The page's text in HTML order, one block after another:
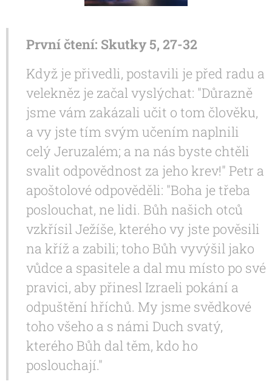
První čtení: Skutky 5, 27-32
Když je přivedli, postavili je před radu a
velekněz je začal vyslýchat: "Důrazně
jsme vám zakázali učit o tom člověku,
a vy jste tím svým učením naplnili
celý Jeruzalém; a na nás byste chtěli
svalit odpovědnost za jeho krev!" Petr a
apoštolové odpověděli: "Boha je třeba
poslouchat, ne lidi. Bůh našich otců
vzkřísil Ježíše, kterého vy jste pověsili
na kříž a zabili; toho Bůh vyvýšil jako
vůdce a spasitele a dal mu místo po své
pravici, aby přinesl Izraeli pokání a
odpuštění hříchů. My jsme svědkové
toho všeho a s námi Duch svatý,
kterého Bůh dal těm, kdo ho
poslouchají."